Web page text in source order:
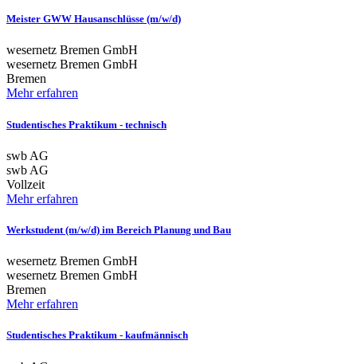
Meister GWW Hausanschlüsse (m/w/d)
wesernetz Bremen GmbH
wesernetz Bremen GmbH
Bremen
Mehr erfahren
Studentisches Praktikum - technisch
swb AG
swb AG
Vollzeit
Mehr erfahren
Werkstudent (m/w/d) im Bereich Planung und Bau
wesernetz Bremen GmbH
wesernetz Bremen GmbH
Bremen
Mehr erfahren
Studentisches Praktikum - kaufmännisch